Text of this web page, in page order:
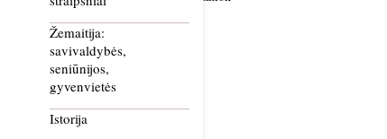
Žemaitija:
savivaldybės,
seniūnijos,
gyvenvietės
Istorija